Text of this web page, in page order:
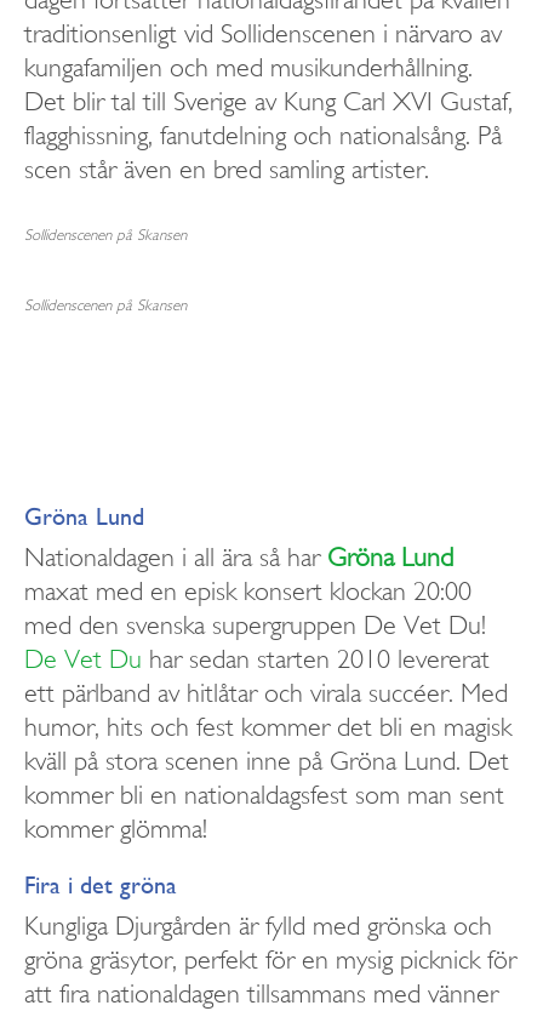
traditionsenligt vid Sollidenscenen i närvaro av
kungafamiljen och med musikunderhållning.
Det blir tal till Sverige av Kung Carl XVI Gustaf,
flagghissning, fanutdelning och nationalsång. På
scen står även en bred samling artister.
Sollidenscenen på Skansen
Sollidenscenen på Skansen
Gröna Lund
Nationaldagen i all ära så har Gröna Lund
maxat med en episk konsert klockan 20:00
med den svenska supergruppen De Vet Du!
De Vet Du har sedan starten 2010 levererat
ett pärlband av hitlåtar och virala succéer. Med
humor, hits och fest kommer det bli en magisk
kväll på stora scenen inne på Gröna Lund. Det
kommer bli en nationaldagsfest som man sent
kommer glömma!
Fira i det gröna
Kungliga Djurgården är fylld med grönska och
gröna gräsytor, perfekt för en mysig picknick för
att fira nationaldagen tillsammans med vänner